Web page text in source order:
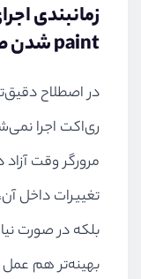
paint شدن صفحه در مرورگر
ری‌اکت اجرا
مرورگر وقت
بلکه در صورت
بهینه‌تر هم